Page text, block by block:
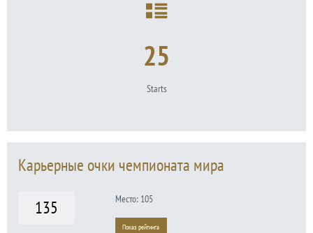
25
Starts
Карьерные очки чемпионата мира
135
Место: 105
Показ рейтинга